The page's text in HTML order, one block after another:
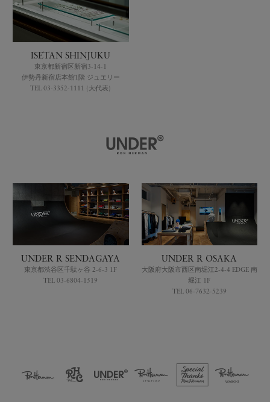
ISETAN SHINJUKU
東京都新宿区新宿3-14-1
伊勢丹新宿店本館1階 ジュエリー
TEL 03-3352-1111 (大代表)
UNDER R SENDAGAYA
東京都渋谷区千駄ヶ谷 2-6-3 1F
TEL 03-6804-1519
UNDER R OSAKA
大阪府大阪市西区南堀江2-4-4 EDGE 南
堀江 1F
TEL 06-7632-5239